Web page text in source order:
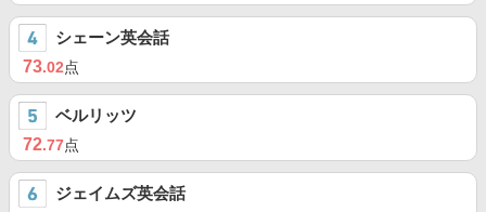
シェーン英会話
73.02点
ベルリッツ
72.77点
ジェイムズ英会話